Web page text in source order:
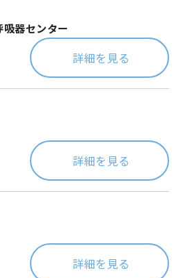
器センター
詳細を見る
詳細を見る
詳細を見る